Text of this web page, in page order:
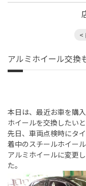
<
アルミホイール交換
本日は、最近お車を購
ホイールを交換したい
先日、車両点検時にタ
着中のスチールホイー
アルミホイールに変更
た。